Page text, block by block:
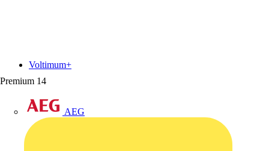
Premium 14
AEG
Voltimum+